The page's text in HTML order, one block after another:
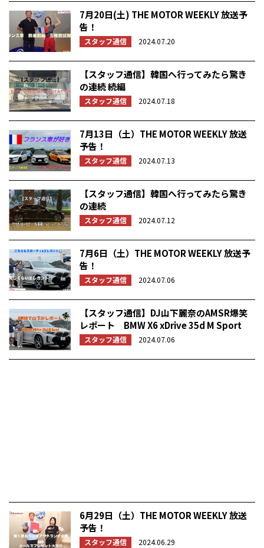
7月20日(土) THE MOTOR WEEKLY 放送予
告！
スタッフ通信 2024.07.20
【スタッフ通信】韓国へ行ってみたら驚き
の連続 続編
スタッフ通信 2024.07.18
7月13日（土）THE MOTOR WEEKLY 放送
予告！
スタッフ通信 2024.07.13
【スタッフ通信】韓国へ行ってみたら驚き
の連続
スタッフ通信 2024.07.12
7月6日（土）THE MOTOR WEEKLY 放送予
告！
スタッフ通信 2024.07.06
【スタッフ通信】DJ山下麗奈のAMSR爆笑
レポート BMW X6 xDrive 35d M Sport
スタッフ通信 2024.07.06
6月29日（土）THE MOTOR WEEKLY 放送
予告！
スタッフ通信 2024.06.29